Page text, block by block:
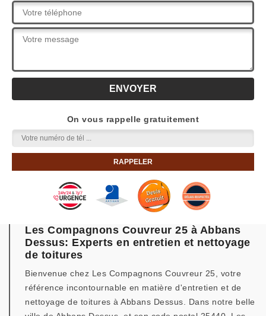
On vous rappelle gratuitement
Les Compagnons Couvreur 25 à Abbans
Dessus: Experts en entretien et nettoyage
de toitures
Bienvenue chez Les Compagnons Couvreur 25, votre
référence incontournable en matière d'entretien et de
nettoyage de toitures à Abbans Dessus. Dans notre belle